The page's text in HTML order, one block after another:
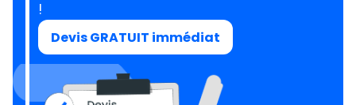
!
Devis GRATUIT immédiat